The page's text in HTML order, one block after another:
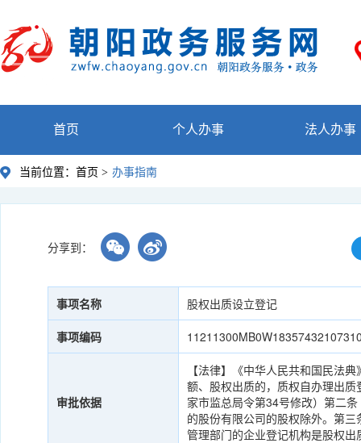
首页 个人办事 法人办事
当前位置： 首页 > 办事指南
分享到：
事项名称 股权出质设立登记
事项编码
审批依据
【法律】《中华人民共和国民法
额、股权出质的，质权自办理出
家市监总局令第34号修改）第二
的股份有限公司的股权除外。第
管理部门的企业登记机构是股权出